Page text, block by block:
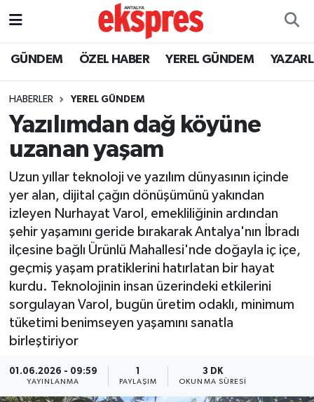
GÜNDEM ÖZEL HABER YEREL GÜNDEM
HABERLER YEREL GÜNDEM
Yazılımdan dağ köyüne
uzanan yaşam
Uzun yıllar teknoloji ve yazılım dünyasının içinde
yer alan, dijital çağın dönüşümünü yakından
izleyen Nurhayat Varol, emekliliğinin ardından
şehir yaşamını geride bırakarak Antalya'nın İbradı
ilçesine bağlı Ürünlü Mahallesi'nde doğayla iç içe,
geçmiş yaşam pratiklerini hatırlatan bir hayat
kurdu. Teknolojinin insan üzerindeki etkilerini
sorgulayan Varol, bugün üretim odaklı, minimum
tüketimi benimseyen yaşamını sanatla
birleştiriyor
01.06.2026 - 09:59
YAYINLANMA
1
PAYLAŞIM
3 DK
OKUNMA SÜRESI
ÖZEL HABER
YEREL GÜNDEM
EKONOMİ
KÜLTÜR - SANAT
SPOR
SİYASET
SAĞLIK
DÜNYA
EĞİTİM
Nöbetçi Eczaneler
Trafik Durumu
Süper Lig Puan Durumu ve Fikstür
Tüm Manşetler
Son Dakika Haberleri
Haber Arşivi